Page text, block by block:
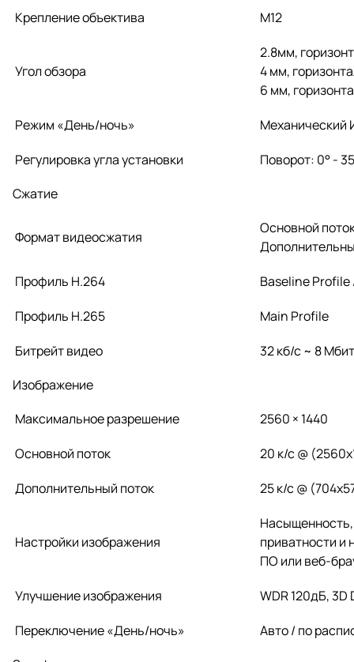
Крепление объектива
М12
Угол обзора
2.8мм,
4 мм,
6 мм,
Режим «День/ночь»
Механический
Регулировка угла установки
Поворот: 0° -
Сжатие
Формат видеосжатия
Основной
Профиль H.264
Baseline
Профиль H.265
Main Profile
Битрейт видео
32 кб/с ~ 8
Изображение
Максимальное разрешение
2560 × 1440
Основной поток
20 к/с @
Дополнительный поток
25 к/с @
Настройки изображения
Насыщенность,
приватности и
ПО или веб-
Улучшение изображения
WDR 120дБ, 3D
Переключение «День/ночь»
Авто / по